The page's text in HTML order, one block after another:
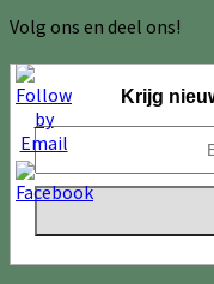
Volg ons en deel ons!
Krijg